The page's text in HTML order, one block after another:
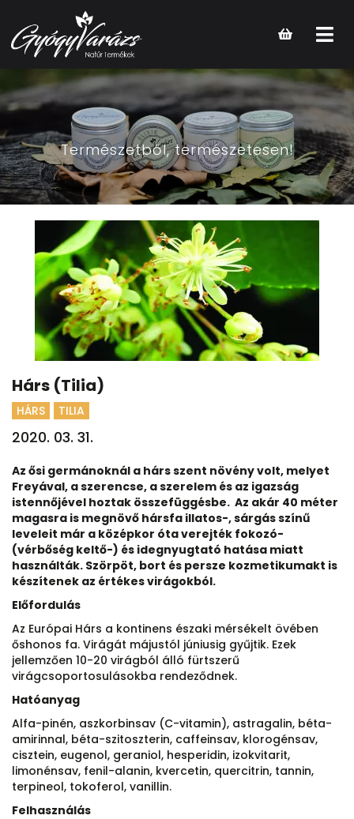
Open
main
Természetből, természetesen!
Hárs (Tilia)
HÁRS TILIA
2020. 03. 31.
Az ősi germánoknál a hárs szent növény volt, melyet
Freyával, a szerencse, a szerelem és az igazság
istennőjével hoztak összefüggésbe. Az akár 40 méter
magasra is megnövő hársfa illatos-, sárgás színű
leveleit már a középkor óta verejték fokozó-
(vérbőség keltő-) és idegnyugtató hatása miatt
használták. Szörpöt, bort és persze kozmetikumakt is
készítenek az értékes virágokból.
Előfordulás
Az Európai Hárs a kontinens északi mérsékelt övében
őshonos fa. Virágát májustól júniusig gyűjtik. Ezek
jellemzően 10-20 virágból álló fürtszerű
virágcsoportosulásokba rendeződnek.
Hatóanyag
Alfa-pinén, aszkorbinsav (C-vitamin), astragalin, béta-
amirinnal, béta-szitoszterin, caffeinsav, klorogénsav,
cisztein, eugenol, geraniol, hesperidin, izokvitarit,
limonénsav, fenil-alanin, kvercetin, quercitrin, tannin,
terpineol, tokoferol, vanillin.
Felhasználás